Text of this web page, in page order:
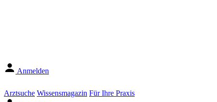
Anmelden
Arztsuche Wissensmagazin Für Ihre Praxis